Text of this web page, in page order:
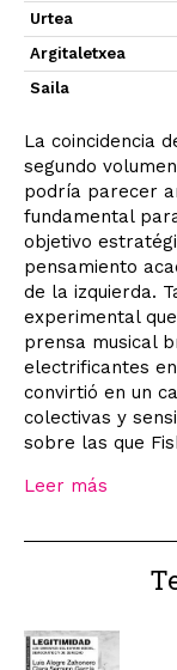
Urtea
Argitaletxea
Saila
La coincidencia
segundo
podría parecer
fundamental
objetivo
pensamiento
de la izquierda.
experimental
prensa musical
electrificantes
convirtió en un
colectivas y
sobre las que
Leer más